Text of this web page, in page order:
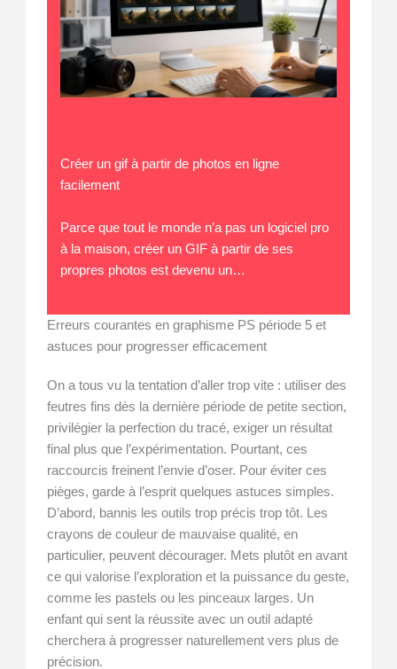
Créer un gif à partir de photos en ligne
facilement
Parce que tout le monde n’a pas un logiciel pro
à la maison, créer un GIF à partir de ses
propres photos est devenu un…
Erreurs courantes en graphisme PS période 5 et
astuces pour progresser efficacement
On a tous vu la tentation d’aller trop vite : utiliser des
feutres fins dès la dernière période de petite section,
privilégier la perfection du tracé, exiger un résultat
final plus que l’expérimentation. Pourtant, ces
raccourcis freinent l’envie d’oser. Pour éviter ces
pièges, garde à l’esprit quelques astuces simples.
D’abord, bannis les outils trop précis trop tôt. Les
crayons de couleur de mauvaise qualité, en
particulier, peuvent décourager. Mets plutôt en avant
ce qui valorise l’exploration et la puissance du geste,
comme les pastels ou les pinceaux larges. Un
enfant qui sent la réussite avec un outil adapté
cherchera à progresser naturellement vers plus de
précision.